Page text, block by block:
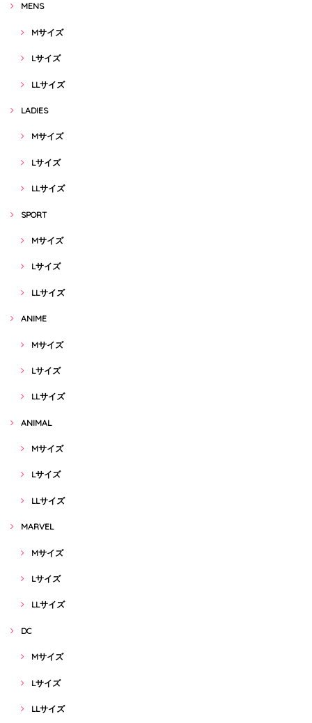
MENS
Mサイズ
Lサイズ
LLサイズ
LADIES
Mサイズ
Lサイズ
LLサイズ
SPORT
Mサイズ
Lサイズ
LLサイズ
ANIME
Mサイズ
Lサイズ
LLサイズ
ANIMAL
Mサイズ
Lサイズ
LLサイズ
MARVEL
Mサイズ
Lサイズ
LLサイズ
DC
Mサイズ
Lサイズ
LLサイズ